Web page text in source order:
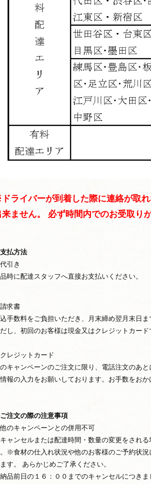
ライバーが到着した際に連絡が取
来ません。 必ず時間内でのお受取り
払方法
代引き
時に配達スタッフへ直接お支払いください。
請求書
手数料をご負担いただき、月末締め翌月末日ま
し、初回のお客様は現金又はクレジットカー
クレジットカード
キャンペーンのご注文に限り、電話注文のあ
情報の入力をお願いしております。お手数をお
注文の際の注意事項
他のキャンペーンとの併用不可
キャンセルまたは配達時間・数量の変更をされ
※食材の仕入れ状況や他のお客様のご予約状
す。 あらかじめご了承ください。
納品前日の１６：００までのキャンセルにつき
種類から